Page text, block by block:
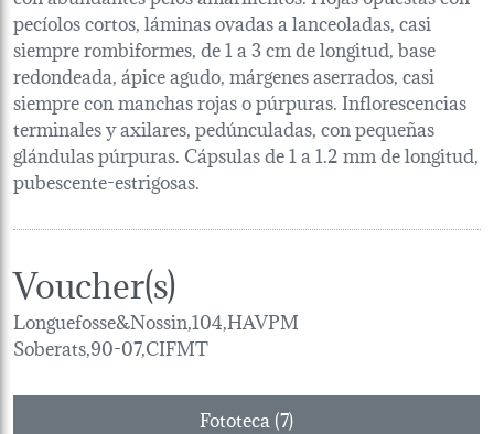
pecíolos cortos, láminas ovadas a lanceoladas, casi
siempre rombiformes, de 1 a 3 cm de longitud, base
redondeada, ápice agudo, márgenes aserrados, casi
siempre con manchas rojas o púrpuras. Inflorescencias
terminales y axilares, pedúnculadas, con pequeñas
glándulas púrpuras. Cápsulas de 1 a 1.2 mm de longitud,
pubescente-estrigosas.
Voucher(s)
Longuefosse&Nossin,104,HAVPM
Soberats,90-07,CIFMT
Fototeca (7)